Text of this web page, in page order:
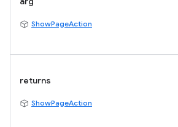
ShowPageAction
returns
ShowPageAction